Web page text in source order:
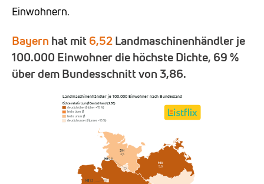
Einwohnern.
Bayern hat mit6,52Landmaschinenhändler je
100.000 Einwohner die höchste Dichte, 69 %
über dem Bundesschnitt von 3,86.
Landmaschinenhändler je 100.000 Einwohner nach Bundesland
Dichte relativ zum Ø Deutschland (3,86)
deutlich über Ø (über +15 %)
leicht über Ø
leicht unter Ø
deutlich unter Ø (unter −15 %)
MV
5,9
SH
3,5
HB1,3
HH0,8